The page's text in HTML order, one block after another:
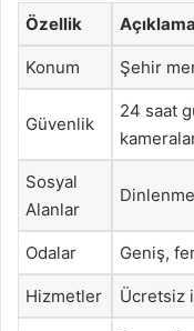
Özellik Açıklama
Konum Şehir
Güvenlik
24 saat
Sosyal
Alanlar
Odalar Geniş,
Hizmetler Ücretsiz